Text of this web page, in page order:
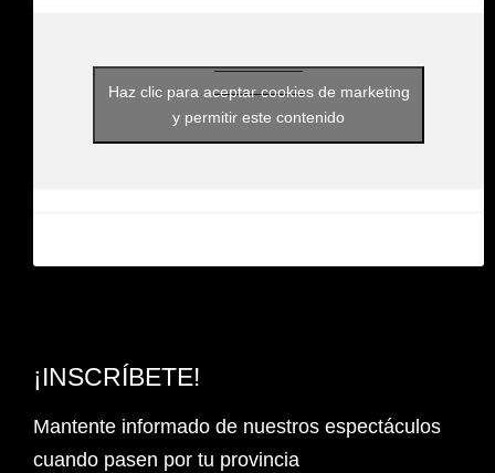
Haz clic para aceptar cookies de marketing
y permitir este contenido
¡INSCRÍBETE!
Mantente informado de nuestros espectáculos
cuando pasen por tu provincia